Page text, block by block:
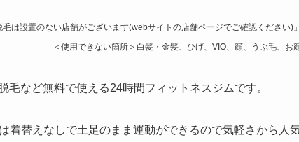
は設置のない店舗がございます(webサイトの店舗ページでご確認ください)
＜使用できない箇所＞白髪・金髪、ひげ、VIO、顔、うぶ毛、お
など無料で使える24時間フィットネスジムです。
着替えなしで土足のまま運動ができるので気軽さから人